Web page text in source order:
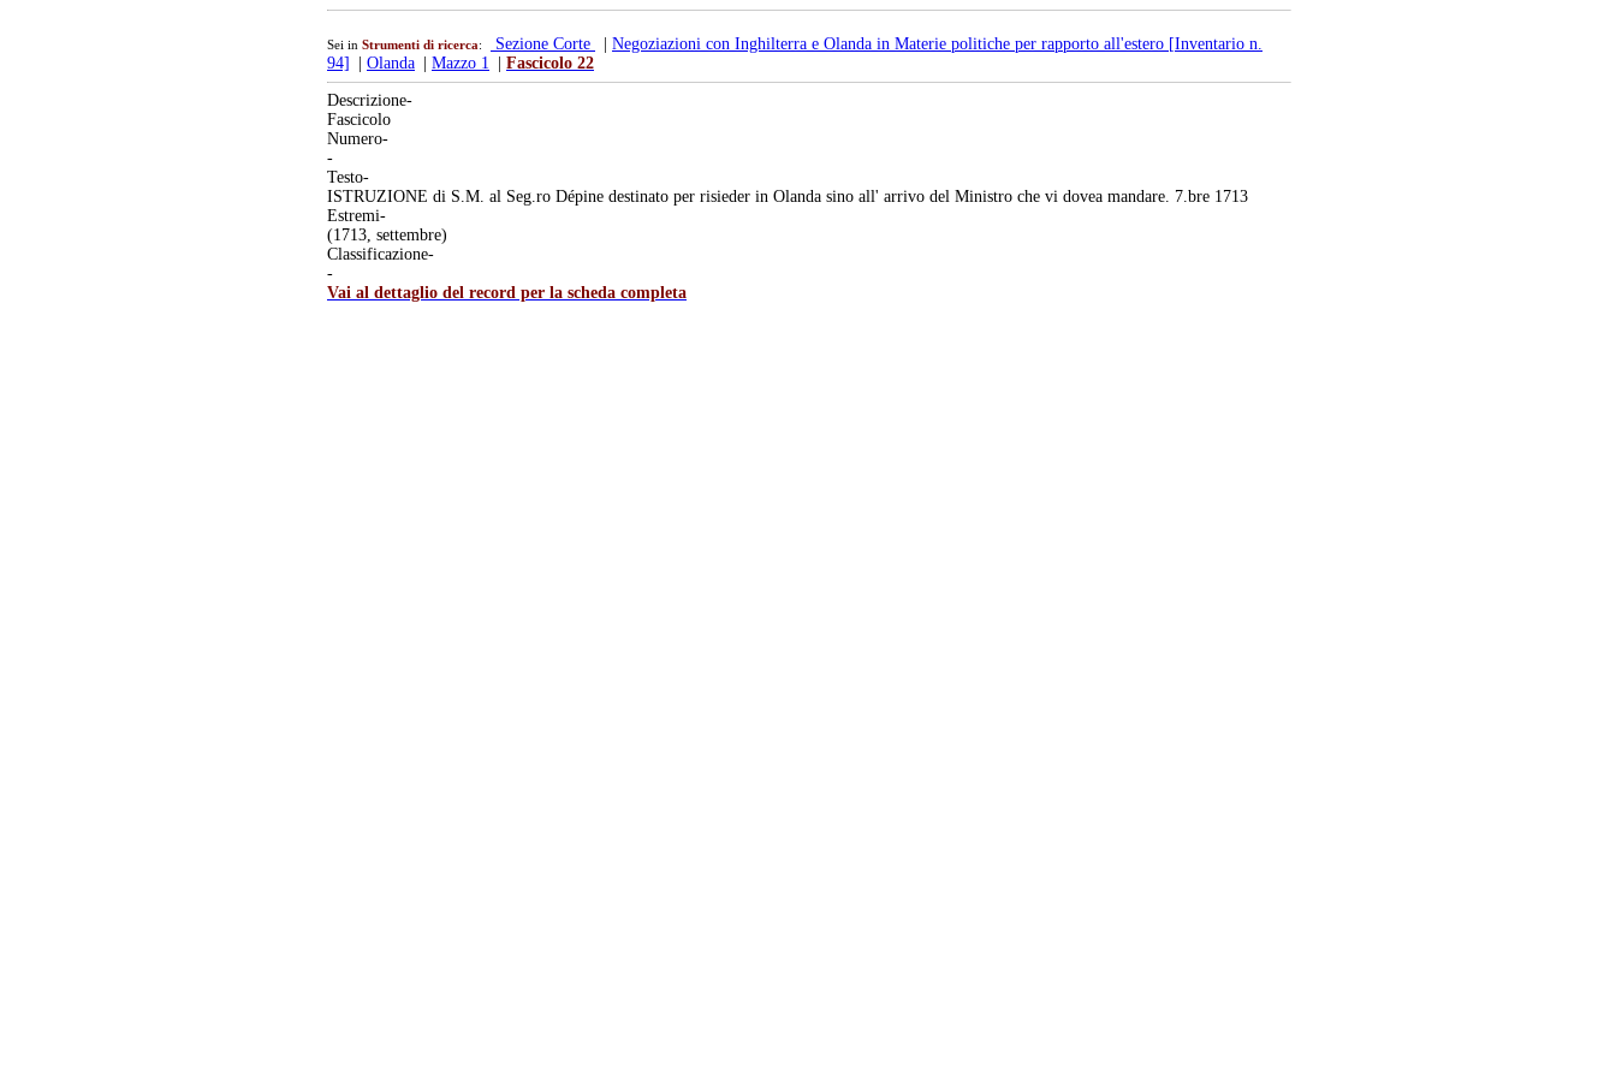
Sei in Strumenti di ricerca: Sezione Corte
Negoziazioni con Inghilterra e Olanda in Materie politiche per rapporto all'estero [Inventario n.
94]
Olanda Mazzo 1 Fascicolo 22
Descrizione-
Fascicolo
Numero-
-
Testo-
ISTRUZIONE di S.M. al Seg.ro Dépine destinato per risieder in Olanda sino all' arrivo del Ministro che vi dovea mandare. 7.bre 1713
Estremi-
(1713, settembre)
Classificazione-
-
Vai al dettaglio del record per la scheda completa